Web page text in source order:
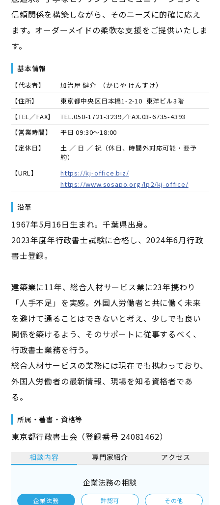
信頼関係を構築しながら、そのニーズに的確に応え
ます。オーダーメイドの柔軟な支援をご提供いたしま
す。
基本情報
【代表者】 加治屋 健介 （かじや けんすけ）
【住所】
東京都中央区日本橋1-2-10 東洋ビル3階
【TEL／FAX】
TEL.050-1721-3239／FAX.03-6735-4393
【営業時間】
平日 09:30～18:00
【定休日】
土 ／ 日 ／ 祝（休日、時間外対応可能・要予
約）
【URL】
https://kj-office.biz/
https://www.sosapo.org/lp2/kj-office/
沿革
1967年5月16日生まれ。千葉県出身。
2023年度年行政書士試験に合格し、2024年6月行政
書士登録。
建築業に11年、総合人材サービス業に23年携わり
「人手不足」を実感。外国人労働者と共に働く未来
を避けて通ることはできないと考え、少しでも良い
関係を築けるよう、そのサポートに従事するべく、
行政書士業務を行う。
総合人材サービスの業務には現在でも携わっており、
外国人労働者の最新情報、現場を知る資格者であ
る。
所属・著書・資格等
東京都行政書士会（登録番号 24081462）
相談内容 専門家紹介 アクセス
企業法務の相談
企業法務 許認可 その他